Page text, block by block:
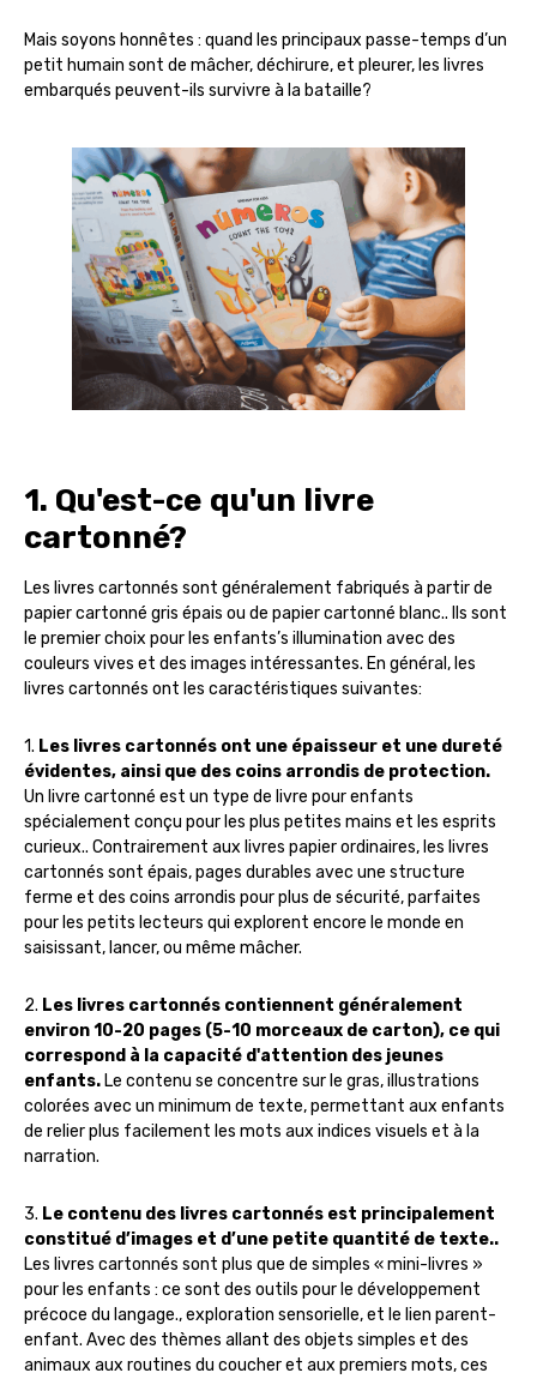
Mais soyons honnêtes : quand les principaux passe-temps d’un
petit humain sont de mâcher, déchirure, et pleurer, les livres
embarqués peuvent-ils survivre à la bataille?
1. Qu'est-ce qu'un livre
cartonné?
Les livres cartonnés sont généralement fabriqués à partir de
papier cartonné gris épais ou de papier cartonné blanc.. Ils sont
le premier choix pour les enfants’s illumination avec des
couleurs vives et des images intéressantes. En général, les
livres cartonnés ont les caractéristiques suivantes:
1. Les livres cartonnés ont une épaisseur et une dureté
évidentes, ainsi que des coins arrondis de protection.
Un livre cartonné est un type de livre pour enfants
spécialement conçu pour les plus petites mains et les esprits
curieux.. Contrairement aux livres papier ordinaires, les livres
cartonnés sont épais, pages durables avec une structure
ferme et des coins arrondis pour plus de sécurité, parfaites
pour les petits lecteurs qui explorent encore le monde en
saisissant, lancer, ou même mâcher.
2. Les livres cartonnés contiennent généralement
environ 10-20 pages (5-10 morceaux de carton), ce qui
correspond à la capacité d'attention des jeunes
enfants. Le contenu se concentre sur le gras, illustrations
colorées avec un minimum de texte, permettant aux enfants
de relier plus facilement les mots aux indices visuels et à la
narration.
3. Le contenu des livres cartonnés est principalement
constitué d’images et d’une petite quantité de texte..
Les livres cartonnés sont plus que de simples « mini-livres »
pour les enfants : ce sont des outils pour le développement
précoce du langage., exploration sensorielle, et le lien parent-
enfant. Avec des thèmes allant des objets simples et des
animaux aux routines du coucher et aux premiers mots, ces